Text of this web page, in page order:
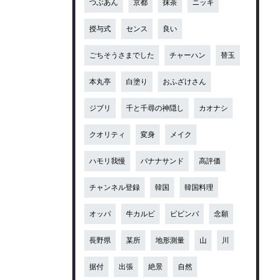
つぶあん 京都 抹茶 ニッキ
授与式 センス 良い
ごちそうさまでした チャーハン 替玉
本丸亭 白塗り おふざけさん
ジブリ 千と千尋の神隠し カオナシ
クオリティ 変身 メイク
ハモリ我慢 バナナサンド 高評価
チャンネル登録 韓国 韓国料理
オッパ 牛カルビ ビビンバ 念願
長野県 某所 地形測量 山 川
据付 出張 絶景 自然